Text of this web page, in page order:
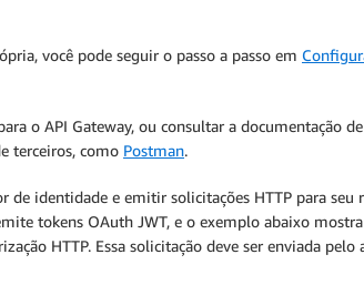
você pode seguir o passo a passo em
o API Gateway, ou consultar a documentação
terceiros, como Postman.
identidade e emitir solicitações HTTP para seu
tokens OAuth JWT, e o exemplo abaixo
HTTP. Essa solicitação deve ser enviada